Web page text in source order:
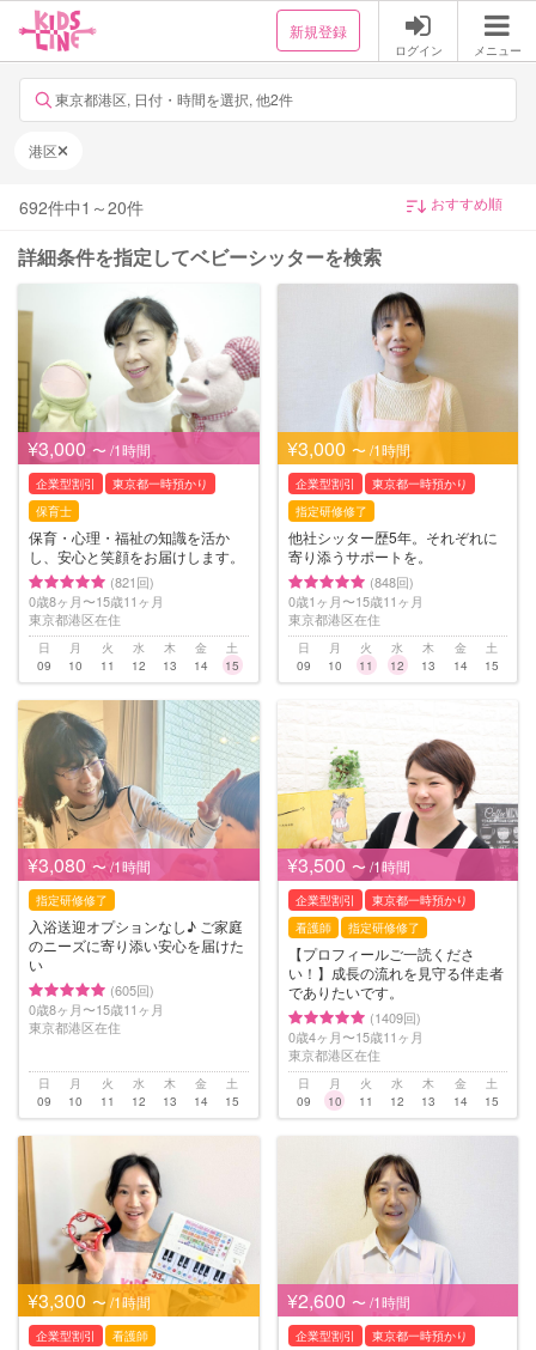
新規登録
ログイン メニュー
東京都港区, 日付・時間を選択, 他2件
港区
692件中1 ～20件
詳細条件を指定してベビーシッターを検索
¥3,000 〜 /1時間
企業型割引
東京都一時預かり
保育士
保育・心理・福祉の知識を活か
し、安心と笑顔をお届けします。
(821回)
0歳8ヶ月〜15歳11ヶ月
東京都港区在住
日
09
月
10
火
11
水
12
木
13
金
14
土
15
¥3,000 〜 /1時間
企業型割引
東京都一時預かり
指定研修修了
他社シッター歴5年。それぞれに
寄り添うサポートを。
(848回)
0歳1ヶ月〜15歳11ヶ月
東京都港区在住
日
09
月
10
火
11
水
12
木
13
金
14
土
15
¥3,080 〜 /1時間
指定研修修了
入浴送迎オプションなし♪ ご家庭
のニーズに寄り添い安心を届けた
い
(605回)
0歳8ヶ月〜15歳11ヶ月
東京都港区在住
日
09
月
10
火
11
水
12
木
13
金
14
土
15
¥3,500 〜 /1時間
企業型割引
東京都一時預かり
看護師
指定研修修了
【プロフィールご一読くださ
い！】成長の流れを見守る伴走者
でありたいです。
(1409回)
0歳4ヶ月〜15歳11ヶ月
東京都港区在住
日
09
月
10
火
11
水
12
木
13
金
14
土
15
¥3,300 〜 /1時間
企業型割引 看護師
¥2,600 〜 /1時間
企業型割引
東京都一時預かり